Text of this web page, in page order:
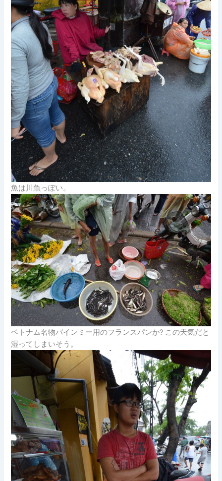
魚は川魚っぽい。
ベトナム名物バインミー用のフランスパンか? この天気だと
湿ってしまいそう。